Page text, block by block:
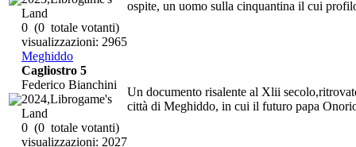
ospite, un uomo sulla cinquantina il cui
Land
0 (0 totale votanti)
visualizzazioni: 2965
Meghiddo
Un documento risalente al Xlii
città di Meghiddo, in cui il futuro papa
Cagliostro 5
Federico Bianchini
2024,Librogame's
Land
0 (0 totale votanti)
visualizzazioni: 2027